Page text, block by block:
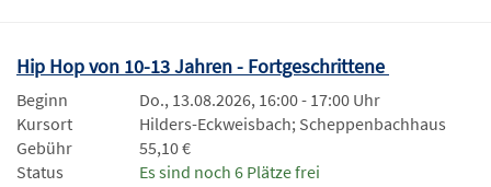
Hip Hop von 10-13 Jahren - Fortgeschrittene
Beginn
Do., 13.08.2026, 16:00 - 17:00 Uhr
Kursort
Hilders-Eckweisbach; Scheppenbachhaus
Gebühr
55,10 €
Status
Es sind noch 6 Plätze frei